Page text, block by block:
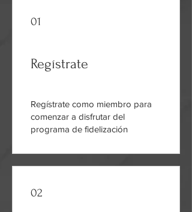
01
Regístrate
Regístrate como miembro para
comenzar a disfrutar del
programa de fidelización
02